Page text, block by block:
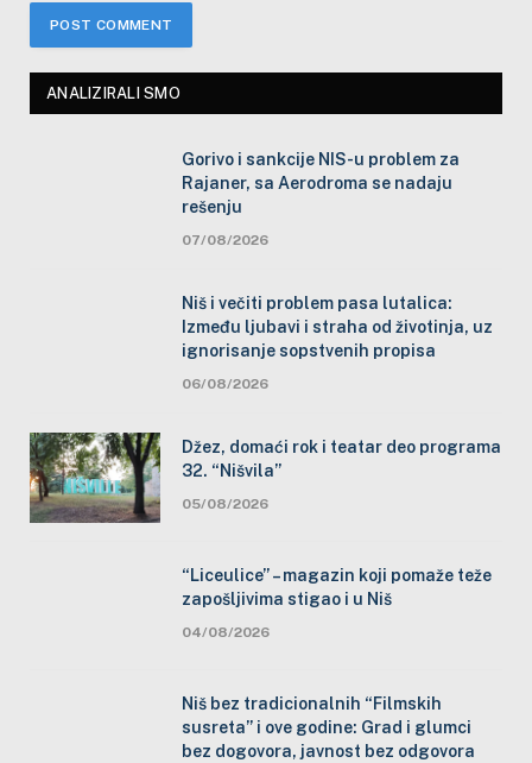
ANALIZIRALI SMO
Gorivo i sankcije NIS-u problem za
Rajaner, sa Aerodroma se nadaju
rešenju
07/08/2026
Niš i večiti problem pasa lutalica:
Između ljubavi i straha od životinja, uz
ignorisanje sopstvenih propisa
06/08/2026
Džez, domaći rok i teatar deo programa
32. “Nišvila”
05/08/2026
“Liceulice” – magazin koji pomaže teže
zapošljivima stigao i u Niš
04/08/2026
Niš bez tradicionalnih “Filmskih
susreta” i ove godine: Grad i glumci
bez dogovora, javnost bez odgovora